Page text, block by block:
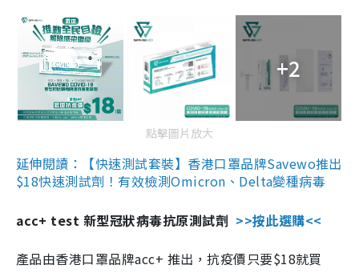
+2
點擊圖片放大
延伸閱讀：【快速測試套裝】香港口罩品牌Savewo推出
$18快速測試劑！有效檢測Omicron、Delta變種病毒
acc+ test 新型冠狀病毒抗原測試劑 >>按此選購<<
產品由香港口罩品牌acc+ 推出，抗疫價只要$18就買